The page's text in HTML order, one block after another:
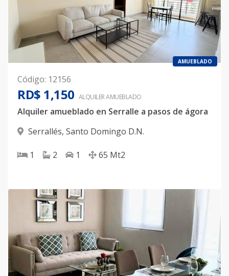
AMUEBLADO
Código: 12156
RD$ 1,150 ALQUILERAMUEBLADO
Alquiler amueblado en Serralle a pasos de ágora
Serrallés, Santo Domingo D.N.
1 2 1 65 Mt2